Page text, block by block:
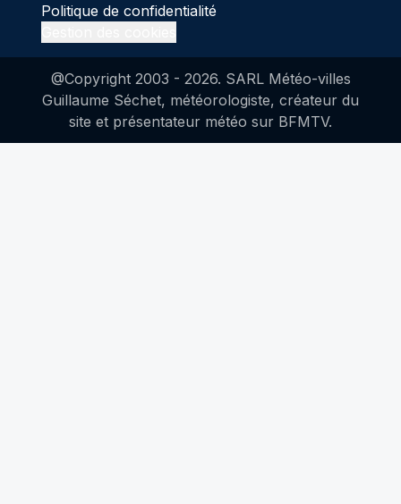
Politique de confidentialité
@Copyright 2003 - 2026. SARL Météo-villes
Guillaume Séchet, météorologiste, créateur du
site et présentateur météo sur BFMTV.